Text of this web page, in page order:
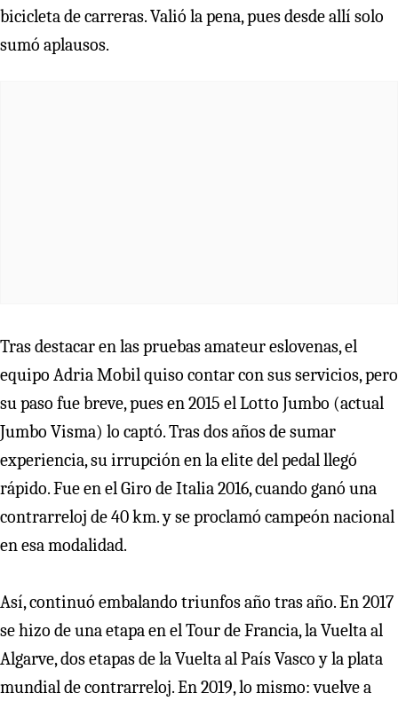
bicicleta de carreras. Valió la pena, pues desde allí solo
sumó aplausos.
Tras destacar en las pruebas amateur eslovenas, el
equipo Adria Mobil quiso contar con sus servicios, pero
su paso fue breve, pues en 2015 el Lotto Jumbo (actual
Jumbo Visma) lo captó. Tras dos años de sumar
experiencia, su irrupción en la elite del pedal llegó
rápido. Fue en el Giro de Italia 2016, cuando ganó una
contrarreloj de 40 km. y se proclamó campeón nacional
en esa modalidad.
Así, continuó embalando triunfos año tras año. En 2017
se hizo de una etapa en el Tour de Francia, la Vuelta al
Algarve, dos etapas de la Vuelta al País Vasco y la plata
mundial de contrarreloj. En 2019, lo mismo: vuelve a